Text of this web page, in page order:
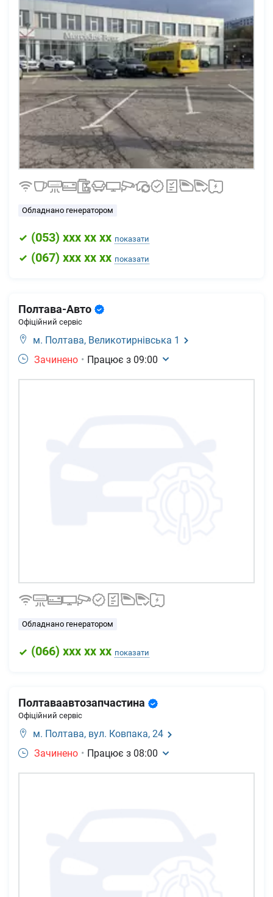
Обладнано генератором
(053) xxx xx xx показати
(067) xxx xx xx показати
Полтава-Авто
Офіційний сервіс
м. Полтава, Великотирнівська 1
Зачинено • Працює з 09:00
Обладнано генератором
(066) xxx xx xx показати
Полтаваавтозапчастина
Офіційний сервіс
м. Полтава, вул. Ковпака, 24
Зачинено • Працює з 08:00